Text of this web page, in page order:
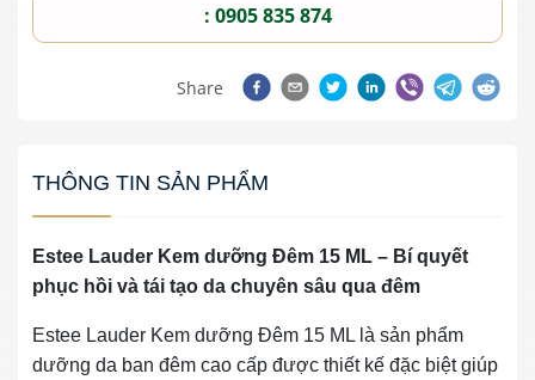
: 0905 835 874
Share
THÔNG TIN SẢN PHẨM
Estee Lauder Kem dưỡng Đêm 15 ML – Bí quyết
phục hồi và tái tạo da chuyên sâu qua đêm
Estee Lauder Kem dưỡng Đêm 15 ML là sản phẩm
dưỡng da ban đêm cao cấp được thiết kế đặc biệt giúp